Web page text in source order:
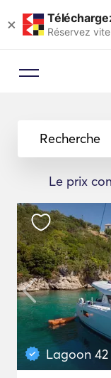
× Réservez
Recherche
Le prix
Lagoon 42